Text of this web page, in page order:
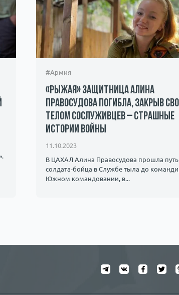
#Армия
«Рыжая» защитница Алина
Правосудова погибла, закрыв
телом сослуживцев – страшные
истории войны
11.10.2023
В ЦАХАЛ Алина Правосудова прошла путь
солдата-бойца в Службе тыла до
Южном командовании, в...